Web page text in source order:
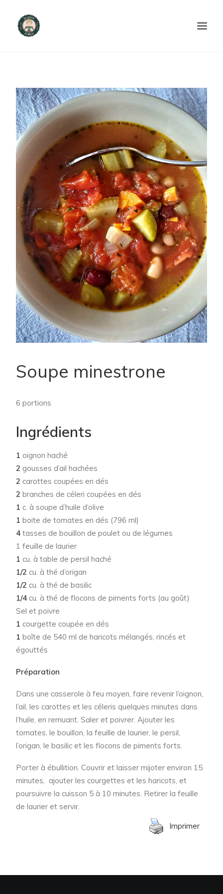
PRODUITS ET SERVICES
NOUS CONTACTER
RECETTES
FAQ
SEARCH
Soupe minestrone
6 portions
Ingrédients
1 oignon haché
2 gousses d’ail hachées
2 carottes coupées en dés
2 branches de céleri coupées en dés
1 c. à soupe d’huile d’olive
1 boite de tomates en dés (796 ml)
4 tasses de bouillon de poulet ou de légumes
1 feuille de laurier
1 cu. à table de persil haché
1/2 cu. à thé d’origan
1/2 cu. à thé de basilic
1/4 cu. à thé de flocons de piments forts (au goût)
Sel et poivre
1 courgette coupée en dés
1 boîte de 540 ml de haricots mélangés, rincés et
égouttés
Préparation
Dans une casserole à feu moyen, faire revenir l’oignon,
l’ail, les carottes et les céleris quelques minutes dans
l’huile, en remuant. Saler et poivrer. Ajouter les
tomates, le bouillon, la feuille de laurier, le persil,
l’origan, le basilic et les flocons de piments forts.
Porter à ébullition. Couvrir et laisser mijoter environ 15
minutes, ajouter les courgettes et les haricots, et
poursuivre la cuisson 5 à 10 minutes. Retirer la feuille
de laurier et servir.
Imprimer